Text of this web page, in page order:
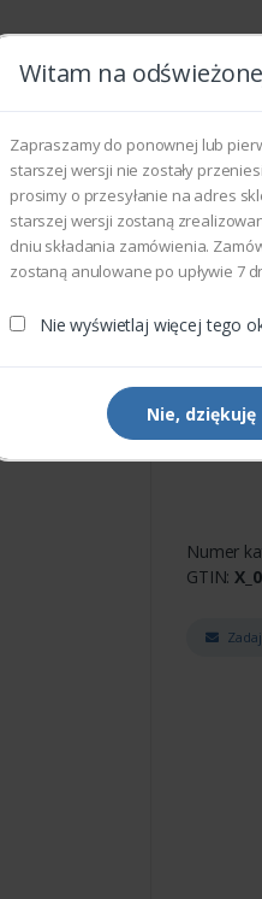
Witam na
Zapraszamy do ponownej lub
starszej wersji nie zostały
prosimy o przesyłanie na adres
starszej wersji zostaną
dniu składania zamówienia.
zostaną anulowane po upływie 7
Nie wyświetlaj więcej tego
Nie, dziękuję
drukarek i kopiarek Xerox
Części do
Numer
GTIN: